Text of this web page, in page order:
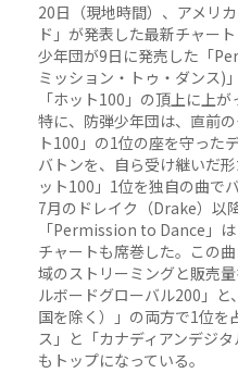
20日（現地時間）、アメリ
ド」が発表した最新チャー
少年団が9日に発売した「
ミッション・トゥ・ダンス)
「ホット100」の頂上に上が
特に、防弾少年団は、直前
ト100」の1位の座を守った
バトンを、自ら受け継いだ
ット100」1位を独自の曲で
7月のドレイク（Drake）以
「Permission to Dance」
チャートも席巻した。この
域のストリーミングと販売
ルボードグローバル200」
国を除く）」の両方で1位を
ス」と「カナディアンデジ
もトップになっている。